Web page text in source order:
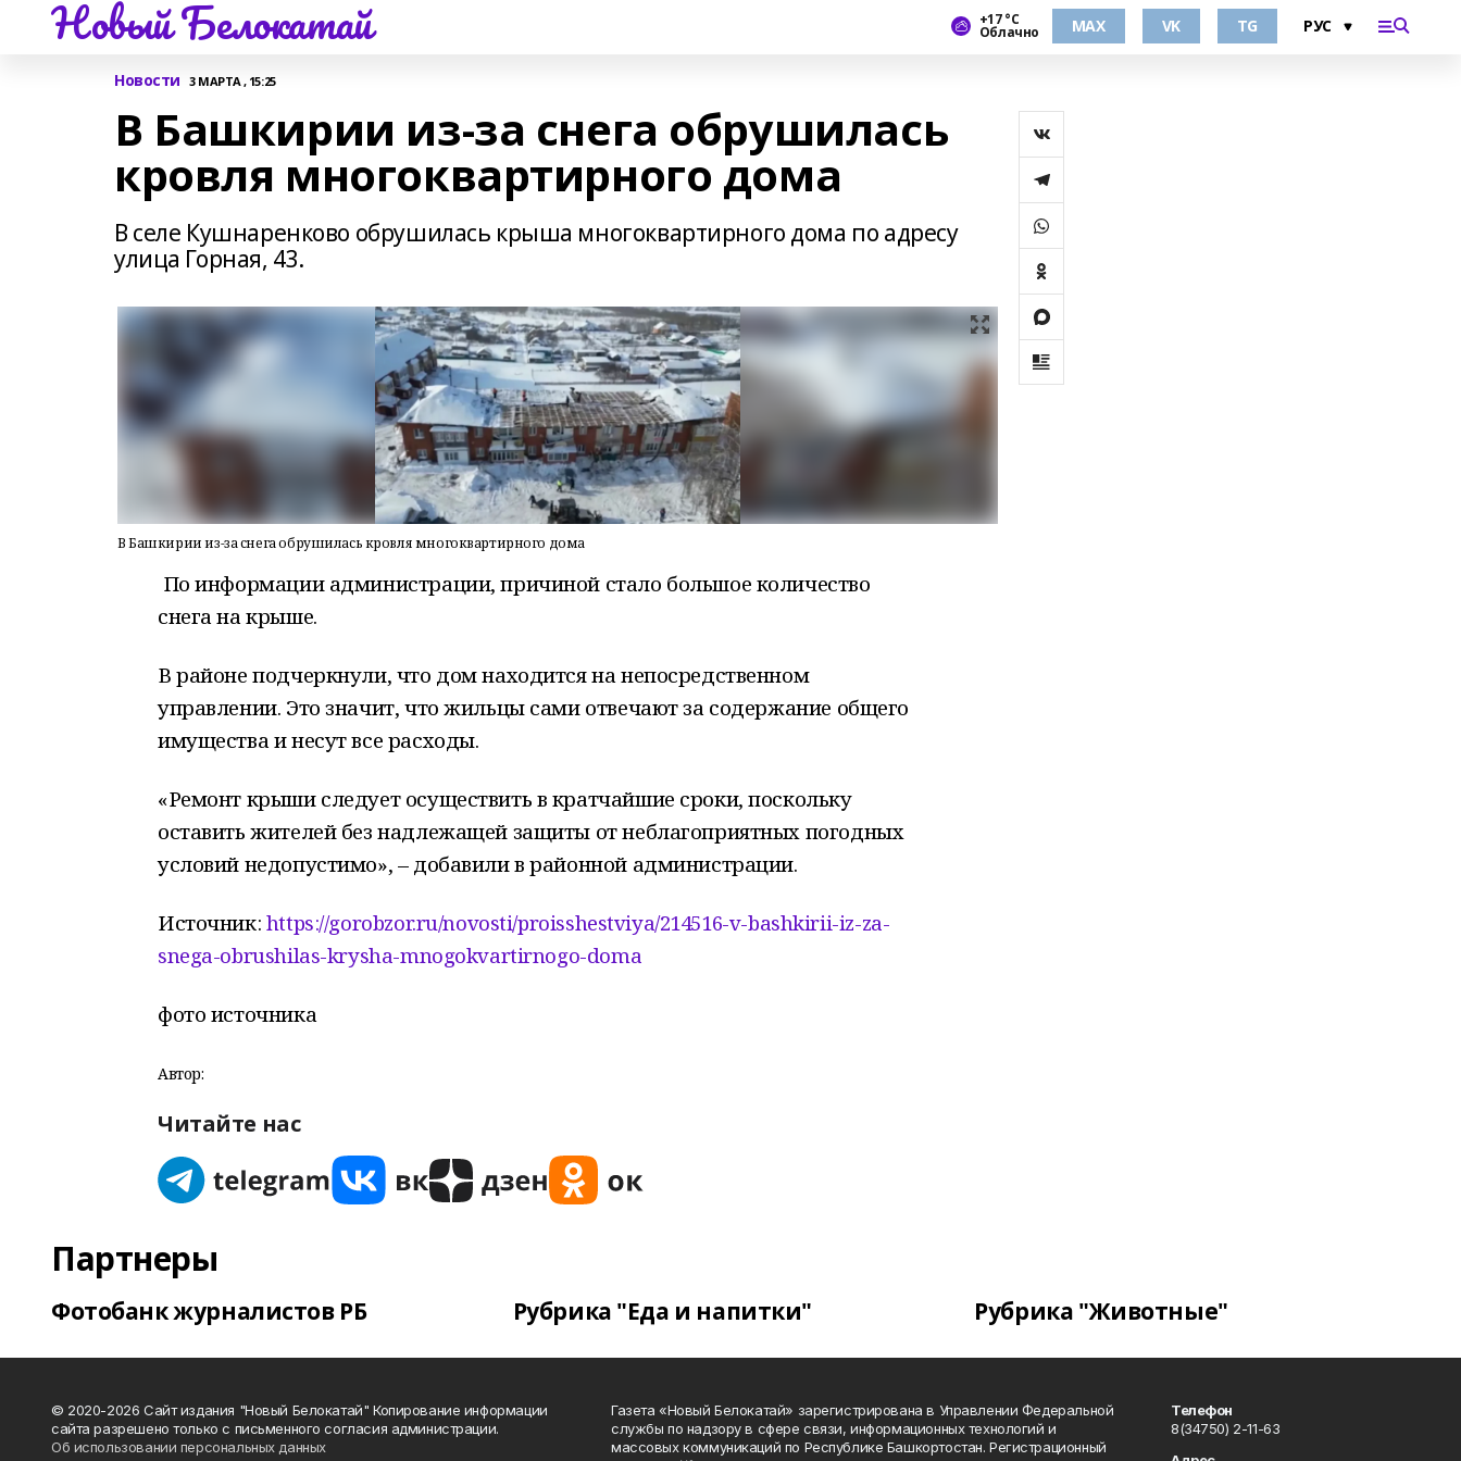
Новый Белокатай +17 °С
Облачно MAX VK TG
Новости 3 МАРТА , 15:25
В Башкирии из-за снега обрушилась
кровля многоквартирного дома
В селе Кушнаренково обрушилась крыша многоквартирного дома по адресу
улица Горная, 43.
В Башкирии из-за снега обрушилась кровля многоквартирного дома
По информации администрации, причиной стало большое количество
снега на крыше.
В районе подчеркнули, что дом находится на непосредственном
управлении. Это значит, что жильцы сами отвечают за содержание общего
имущества и несут все расходы.
«Ремонт крыши следует осуществить в кратчайшие сроки, поскольку
оставить жителей без надлежащей защиты от неблагоприятных погодных
условий недопустимо», – добавили в районной администрации.
Источник: https://gorobzor.ru/novosti/proisshestviya/214516-v-bashkirii-iz-za-
snega-obrushilas-krysha-mnogokvartirnogo-doma
фото источника
Автор:
Читайте нас
Партнеры
Фотобанк журналистов РБ Рубрика "Еда и напитки" Рубрика "Животные"
© 2020-2026 Сайт издания "Новый Белокатай" Копирование информации
сайта разрешено только с письменного согласия администрации.
Об использовании персональных данных
Газета «Новый Белокатай» зарегистрирована в Управлении Федеральной
службы по надзору в сфере связи, информационных технологий и
массовых коммуникаций по Республике Башкортостан. Регистрационный
Телефон
8(34750) 2-11-63